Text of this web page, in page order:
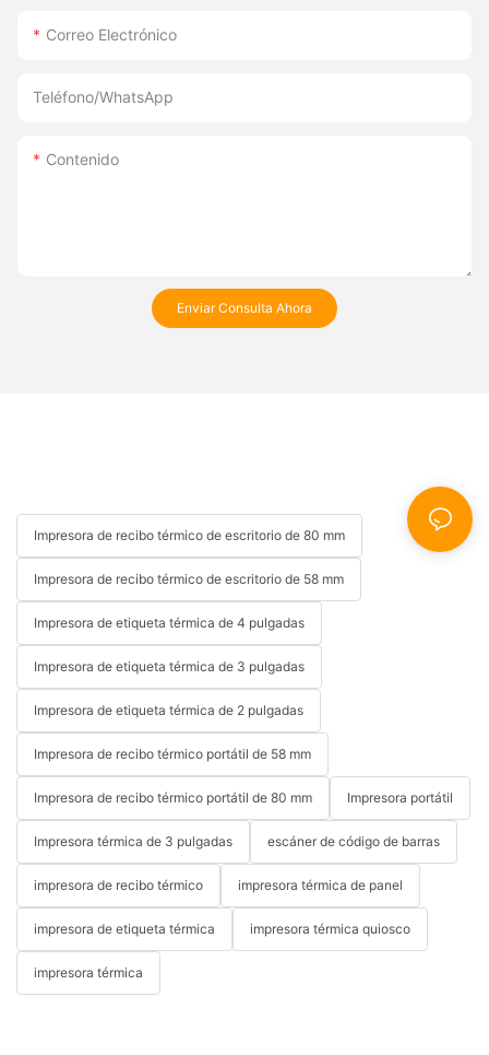
Correo Electrónico
Teléfono/WhatsApp
Contenido
Enviar Consulta Ahora
Impresora de recibo térmico de escritorio de 80 mm
Impresora de recibo térmico de escritorio de 58 mm
Impresora de etiqueta térmica de 4 pulgadas
Impresora de etiqueta térmica de 3 pulgadas
Impresora de etiqueta térmica de 2 pulgadas
Impresora de recibo térmico portátil de 58 mm
Impresora de recibo térmico portátil de 80 mm Impresora portátil
Impresora térmica de 3 pulgadas escáner de código de barras
impresora de recibo térmico impresora térmica de panel
impresora de etiqueta térmica impresora térmica quiosco
impresora térmica